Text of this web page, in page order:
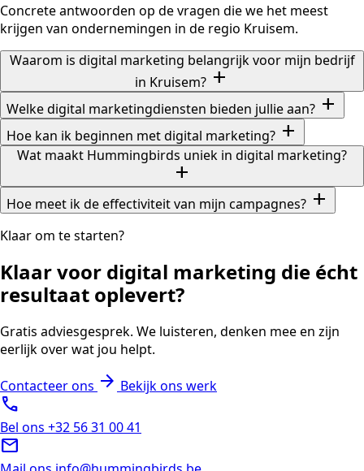
Concrete antwoorden op de vragen die we het meest
krijgen van ondernemingen in de regio Kruisem.
Waarom is digital marketing belangrijk voor mijn bedrijf
in Kruisem? add
Welke digital marketingdiensten bieden jullie aan? add
Hoe kan ik beginnen met digital marketing? add
Wat maakt Hummingbirds uniek in digital marketing?
add
Hoe meet ik de effectiviteit van mijn campagnes? add
Klaar om te starten?
Klaar voor digital marketing die écht
resultaat oplevert?
Gratis adviesgesprek. We luisteren, denken mee en zijn
eerlijk over wat jou helpt.
Contacteer ons arrow_forward Bekijk ons werk
call
Bel ons +32 56 31 00 41
mail